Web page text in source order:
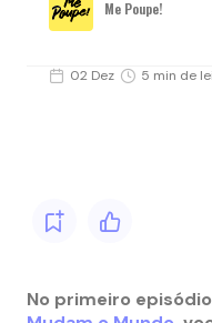
Me Poupe!
02 Dez 5 min de
No primeiro